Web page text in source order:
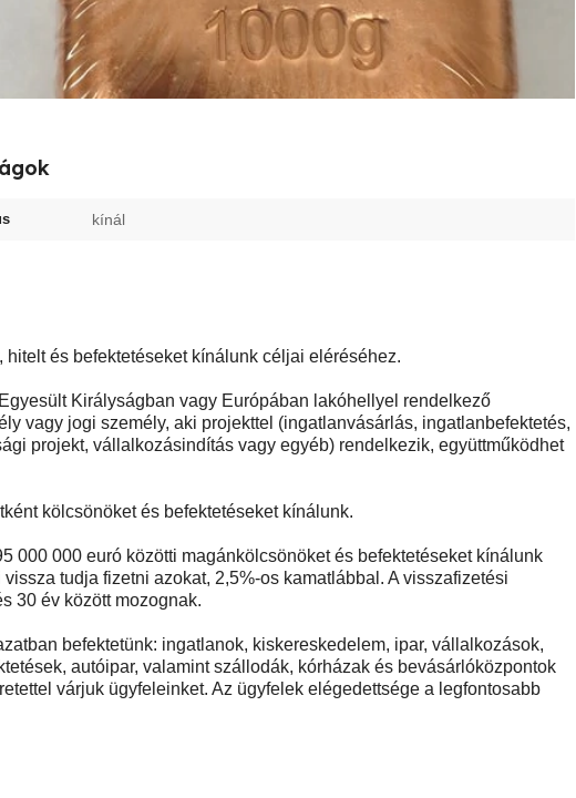
kínál
hitelt és befektetéseket kínálunk céljai eléréséhez.
Királyságban vagy Európában lakóhellyel rendelkező
vagy jogi személy, aki projekttel (ingatlanvásárlás, ingatlanbefektetés,
projekt, vállalkozásindítás vagy egyéb) rendelkezik, együttműködhet
kölcsönöket és befektetéseket kínálunk.
000 000 euró közötti magánkölcsönöket és befektetéseket kínálunk
vissza tudja fizetni azokat, 2,5%-os kamatlábbal. A visszafizetési
30 év között mozognak.
befektetünk: ingatlanok, kiskereskedelem, ipar, vállalkozások,
autóipar, valamint szállodák, kórházak és bevásárlóközpontok
várjuk ügyfeleinket. Az ügyfelek elégedettsége a legfontosabb